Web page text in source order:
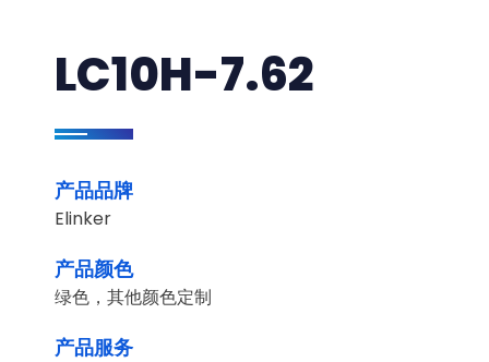
LC10H-7.62
产品品牌
Elinker
产品颜色
绿色，其他颜色定制
产品服务